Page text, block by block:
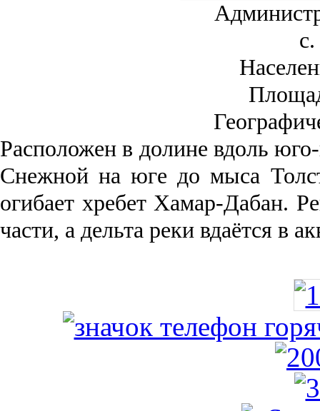
Рас­положен в долине вдоль
Снежной на юге до мыса
огибает хребет Хамар-Дабан.
части, а дельта реки вда­ётся в